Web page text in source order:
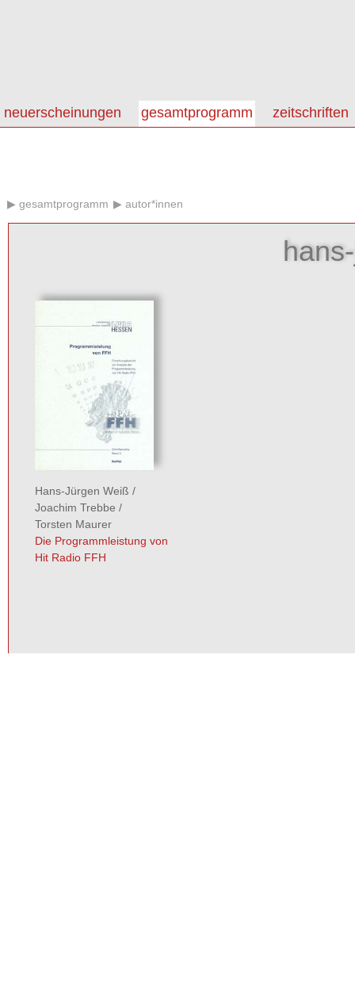
neuerscheinungen gesamtprogramm zeitschriften
gesamtprogramm autor*innen
Hans-Jürgen Weiß /
Joachim Trebbe /
Torsten Maurer
Die Programmleistung von
Hit Radio FFH